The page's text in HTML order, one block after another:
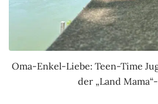
Oma-Enkel-Liebe: Teen-Time
der „Land